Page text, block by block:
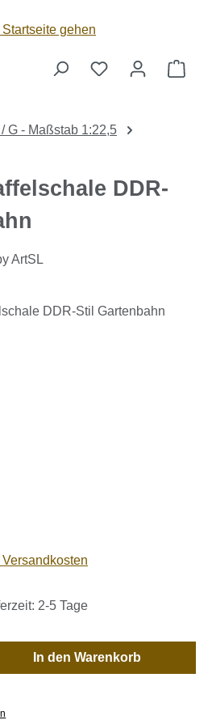
G - Maßstab 1:22,5
DDR-
ArtSL
2-5 Tage
den gewünschten
In den Warenkorb